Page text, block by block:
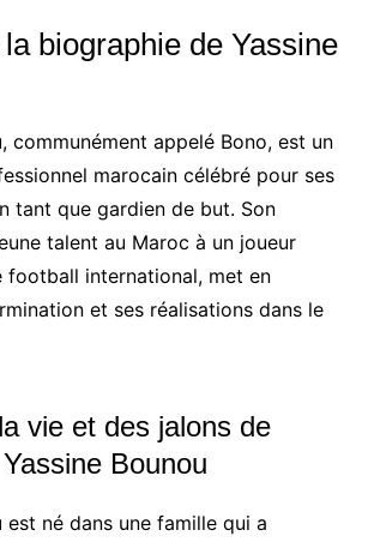
biographie de Yassine
communément appelé Bono, est un
marocain célébré pour ses
tant que gardien de but. Son
talent au Maroc à un joueur
football international, met en
et ses réalisations dans le
vie et des jalons de
Bounou
est né dans une famille qui a